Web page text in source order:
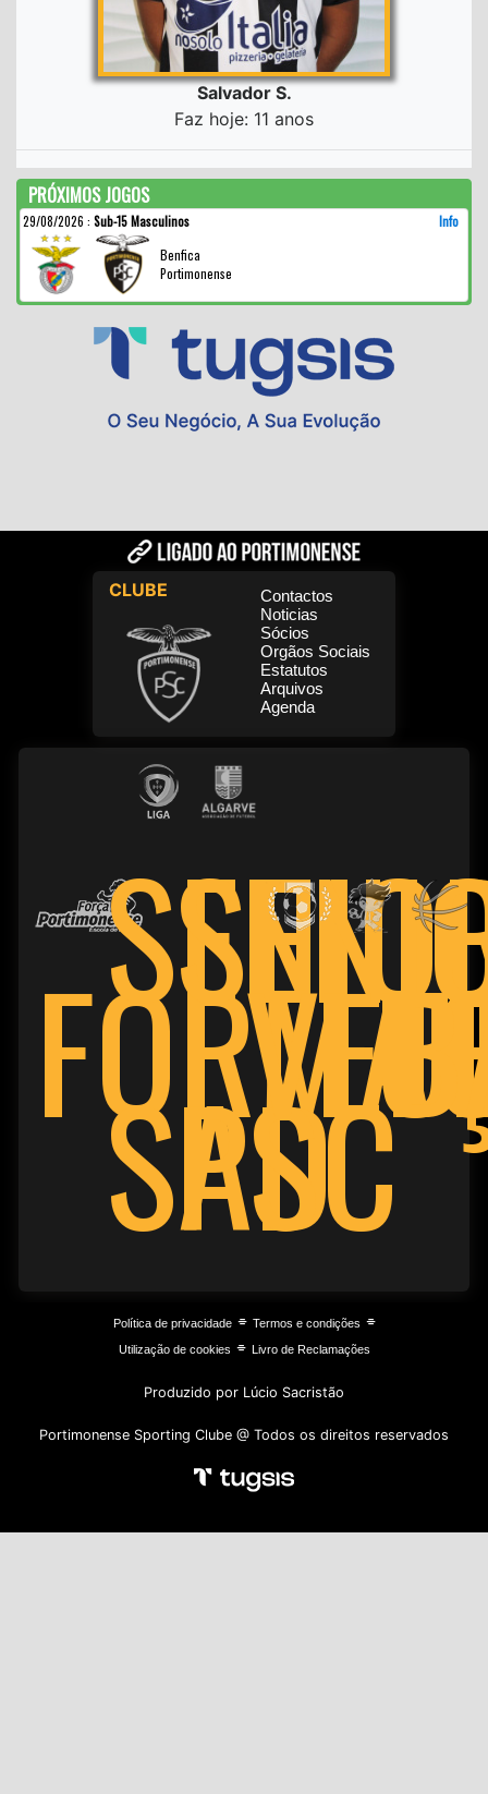
Salvador S.
Faz hoje: 11 anos
PRÓXIMOS JOGOS
29/08/2026 : Sub-15 Masculinos
Info
Benfica
Portimonense
CLUBE
Contactos
Noticias
Sócios
Orgãos Sociais
Estatutos
Arquivos
Agenda
SAD
PSC
Política de privacidade⌯ Termos e condições ⌯
Utilização de cookies ⌯ Livro de Reclamações
Produzido por Lúcio Sacristão
Portimonense Sporting Clube @ Todos os direitos reservados